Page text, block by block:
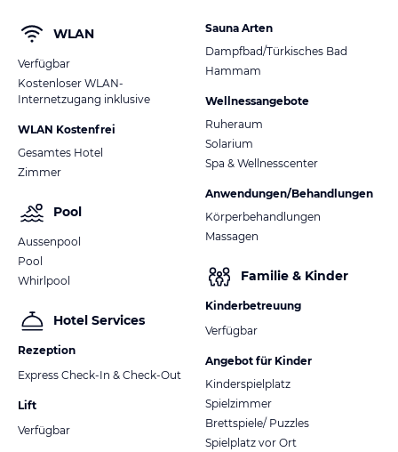
WLAN
Verfügbar
Kostenloser WLAN-
Internetzugang inklusive
WLAN Kostenfrei
Gesamtes Hotel
Zimmer
Pool
Aussenpool
Pool
Whirlpool
Hotel Services
Rezeption
Express Check-In & Check-Out
Lift
Verfügbar
Sauna Arten
Dampfbad/Türkisches Bad
Hammam
Wellnessangebote
Ruheraum
Solarium
Spa & Wellnesscenter
Anwendungen/Behandlungen
Körperbehandlungen
Massagen
Familie & Kinder
Kinderbetreuung
Verfügbar
Angebot für Kinder
Kinderspielplatz
Spielzimmer
Brettspiele/ Puzzles
Spielplatz vor Ort